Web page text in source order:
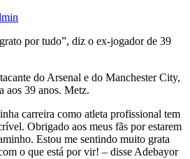
por tudo”, diz o ex-jogador de 39
do Arsenal e do Manchester City,
aos 39 anos. Metz.
carreira como atleta profissional tem
Obrigado aos meus fãs por estarem
Estou me sentindo muito grata
o que está por vir! – disse Adebayor